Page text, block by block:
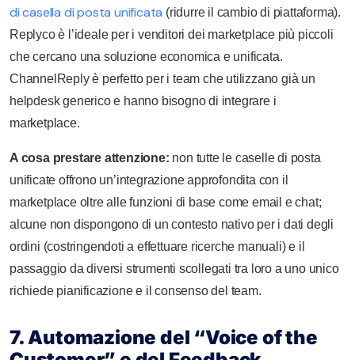
di casella di posta unificata (ridurre il cambio di piattaforma).
Replyco è l’ideale per i venditori dei marketplace più piccoli
che cercano una soluzione economica e unificata.
ChannelReply è perfetto per i team che utilizzano già un
helpdesk generico e hanno bisogno di integrare i
marketplace.
A cosa prestare attenzione: non tutte le caselle di posta
unificate offrono un’integrazione approfondita con il
marketplace oltre alle funzioni di base come email e chat;
alcune non dispongono di un contesto nativo per i dati degli
ordini (costringendoti a effettuare ricerche manuali) e il
passaggio da diversi strumenti scollegati tra loro a uno unico
richiede pianificazione e il consenso del team.
7. Automazione del “Voice of the